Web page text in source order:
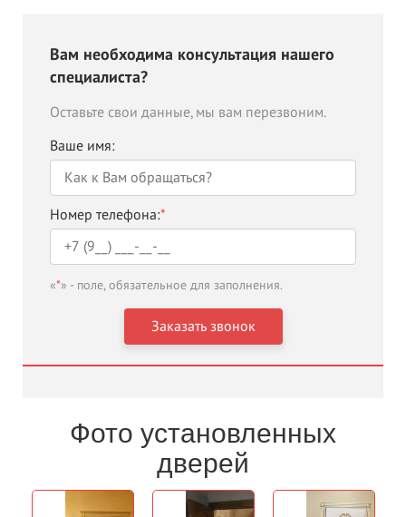
Вам необходима консультация нашего
специалиста?
Оставьте свои данные, мы вам перезвоним.
Ваше имя:
Номер телефона:*
«*» - поле, обязательное для заполнения.
Фото установленных
дверей